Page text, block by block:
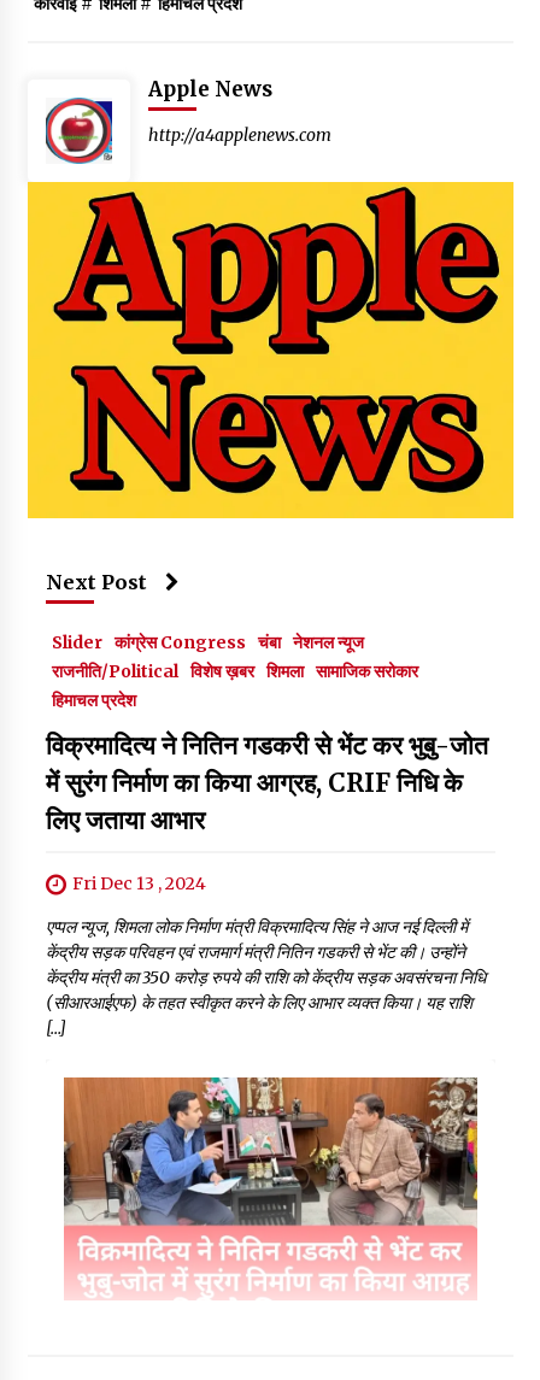
Apple News
http://a4applenews.com
Next Post
Slider कांग्रेस Congress चंबा नेशनल न्यूज
राजनीति/Political विशेष ख़बर शिमला सामाजिक सरोकार
हिमाचल प्रदेश
विक्रमादित्य ने नितिन गडकरी से भेंट कर भुबु-जोत
में सुरंग निर्माण का किया आग्रह, CRIF निधि के
लिए जताया आभार
Fri Dec 13 , 2024
एप्पल न्यूज, शिमला लोक निर्माण मंत्री विक्रमादित्य सिंह ने आज नई दिल्ली में
केंद्रीय सड़क परिवहन एवं राजमार्ग मंत्री नितिन गडकरी से भेंट की। उन्होंने
केंद्रीय मंत्री का 350 करोड़ रुपये की राशि को केंद्रीय सड़क अवसंरचना निधि
(सीआरआईएफ) के तहत स्वीकृत करने के लिए आभार व्यक्त किया। यह राशि
[…]